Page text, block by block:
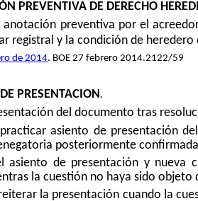
PREVENTIVA DE DERECHO
anotación preventiva por el
registral y la condición de
de 2014. BOE 27 febrero 2014.2122/59
PRESENTACION.
del documento tras
asiento de presentación
posteriormente
asiento de presentación y nueva
la cuestión no haya sido
la presentación cuando la